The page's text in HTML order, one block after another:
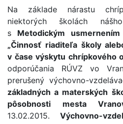
Na základe nárastu
niektorých školách
s Metodickým
„Činnosť riaditeľa školy
v čase výskytu chrípkového
odporúčania RÚVZ vo
prerušený výchovno-
základných a materských
pôsobnosti mesta
13.02.2015. Výchov­no-